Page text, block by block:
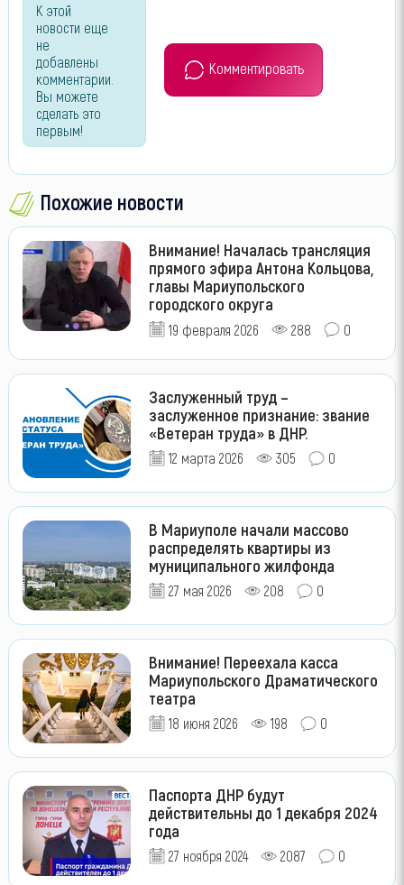
К этой
новости еще
не
добавлены
комментарии.
Вы можете
сделать это
первым!
Комментировать
Похожие новости
Внимание! Началась трансляция
прямого эфира Антона Кольцова,
главы Мариупольского
городского округа
19 февраля 2026 288 0
Заслуженный труд –
заслуженное признание: звание
«Ветеран труда» в ДНР.
12 марта 2026 305 0
В Мариуполе начали массово
распределять квартиры из
муниципального жилфонда
27 мая 2026 208 0
Внимание! Переехала касса
Мариупольского Драматического
театра
18 июня 2026 198 0
Паспорта ДНР будут
действительны до 1 декабря 2024
года
27 ноября 2024 2087 0